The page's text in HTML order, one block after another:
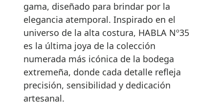
gama, diseñado para brindar por la
elegancia atemporal. Inspirado en el
universo de la alta costura, HABLA Nº35
es la última joya de la colección
numerada más icónica de la bodega
extremeña, donde cada detalle refleja
precisión, sensibilidad y dedicación
artesanal.